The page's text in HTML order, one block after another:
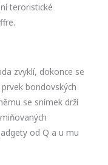
teroristické
zvyklí, dokonce se
bondovských
se snímek drží
od Q a u mu